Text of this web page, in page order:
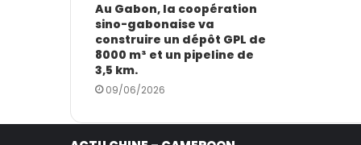
Au Gabon, la coopération
sino-gabonaise va
construire un dépôt GPL de
8000 m³ et un pipeline de
3,5 km.
09/06/2026